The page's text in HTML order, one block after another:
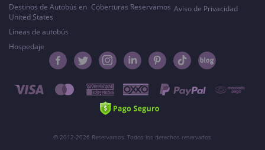
Destinos de Autobús en
United States
Líneas de autobús
Hospedaje
Coberturas Reservamos Aviso de Privacidad
© 2012-2026 Reservamos. Todos los derechos reservados.